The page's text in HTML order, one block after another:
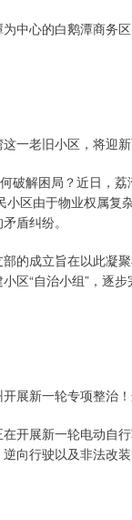
中心的白鹅潭商务
这一老旧小区，将迎
破解困局？近日，
区由于物业权属复
盾纠纷。
的成立旨在以此凝
区“自治小组”，逐
展新一轮专项整治
在开展新一轮电动自
向行驶以及非法改装